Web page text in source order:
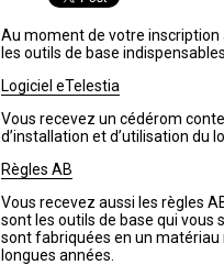
Au moment de votre
les outils de base
Logiciel eTelestia
Vous recevez un cédérom
d’installation et d’utilisation du
Règles AB
Vous recevez aussi les règles
sont les outils de base qui vous
sont fabriquées en un
longues années.